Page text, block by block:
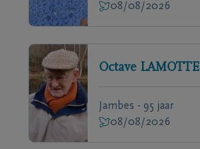
08/08/2026
Octave LAMOTTE
Jambes - 95 jaar
08/08/2026